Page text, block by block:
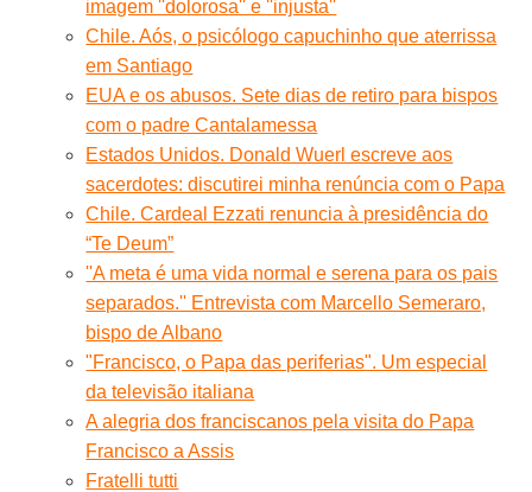
imagem ''dolorosa'' e ''injusta''
Chile. Aós, o psicólogo capuchinho que aterrissa
em Santiago
EUA e os abusos. Sete dias de retiro para bispos
com o padre Cantalamessa
Estados Unidos. Donald Wuerl escreve aos
sacerdotes: discutirei minha renúncia com o Papa
Chile. Cardeal Ezzati renuncia à presidência do
“Te Deum”
''A meta é uma vida normal e serena para os pais
separados.'' Entrevista com Marcello Semeraro,
bispo de Albano
"Francisco, o Papa das periferias". Um especial
da televisão italiana
A alegria dos franciscanos pela visita do Papa
Francisco a Assis
Fratelli tutti